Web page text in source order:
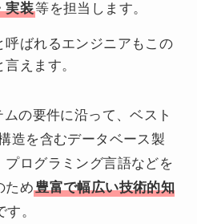
実装等を担当します。
ばれるエンジニアもこの
えます。
の要件に沿って、ベスト
造を含むデータベース製
ログラミング言語などを
ため豊富で幅広い技術的知
。